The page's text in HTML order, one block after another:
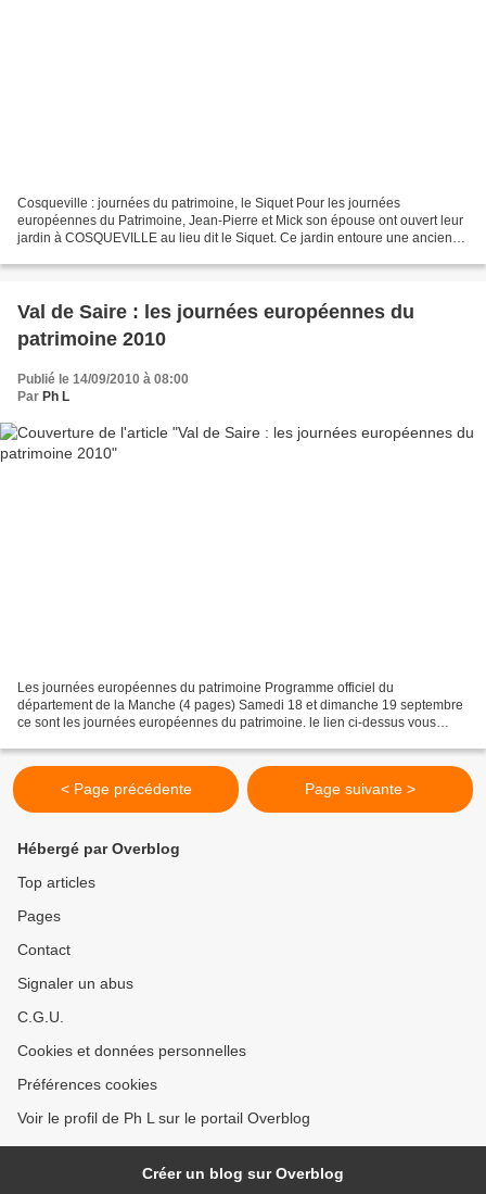
Cosqueville : journées du patrimoine, le Siquet Pour les journées
européennes du Patrimoine, Jean-Pierre et Mick son épouse ont ouvert leur
jardin à COSQUEVILLE au lieu dit le Siquet. Ce jardin entoure une ancienne
Val de Saire : les journées européennes du
patrimoine 2010
Publié le 14/09/2010 à 08:00
Par Ph L
Les journées européennes du patrimoine Programme officiel du
département de la Manche (4 pages) Samedi 18 et dimanche 19 septembre
ce sont les journées européennes du patrimoine. le lien ci-dessus vous
< Page précédente Page suivante >
Hébergé par Overblog
Top articles
Pages
Contact
Signaler un abus
C.G.U.
Cookies et données personnelles
Préférences cookies
Voir le profil de Ph L sur le portail Overblog
Créer un blog sur Overblog